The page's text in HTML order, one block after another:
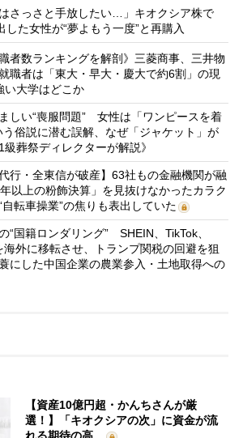
はさっさと手放したい…」キオクシア株で
た女性が“夢よもう一度”と再購入
者数ランキングを解剖》三菱商事、三井物
職者は「東大・早大・慶大で約6割」の現
大学はどこか
しい“喪服問題” 女性は「ワンピースを着
俗説に潜む誤解、なぜ「ジャケット」が
葬祭ディレクターが解説》
行・全東信が破産】63社もの金融機関が融
以上の粉飾決算」を見抜けなかったカラク
転車操業”の焦りも表出していた
“国籍ロンダリング” SHEIN、TikTok、
外に移転させ、トランプ関税の回避を狙
にした中国企業の農業参入・土地取得への
【資産10億円超・かんちさんが厳
選！】「キオクシアの次」に資金が流
れる期待の高…